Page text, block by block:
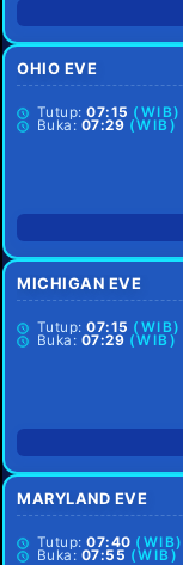
OHIO EVE
Tutup:07:15 (WIB)
Buka: 07:29 (WIB)
MICHIGAN EVE
Tutup:07:15 (WIB)
Buka: 07:29 (WIB)
MARYLAND EVE
Tutup:07:40 (WIB)
Buka: 07:55 (WIB)